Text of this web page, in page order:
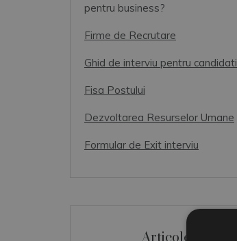
pentru business?
Firme de Recrutare
Ghid de interviu pentru candidati
Fisa Postului
Dezvoltarea Resurselor Umane
Formular de Exit interviu